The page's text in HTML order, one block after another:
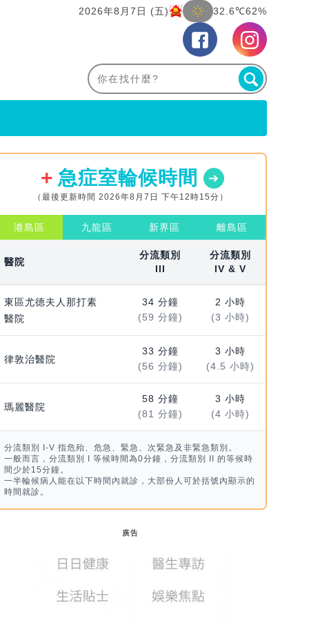
2026年8月7日 (五) 32.6℃62%
急症室輪候時間
（最後更新時間 2026年8月7日 下午12時15分）
港島區 九龍區 新界區 離島區
醫院
分流類別
III
分流類別
IV & V
東區尤德夫人那打素
醫院
34 分鐘
(59 分鐘)
2 小時
(3 小時)
律敦治醫院
33 分鐘
(56 分鐘)
3 小時
(4.5 小時)
瑪麗醫院
58 分鐘
(81 分鐘)
3 小時
(4 小時)
分流類別 I-V 指危殆、危急、緊急、次緊急及非緊急類別。
一般而言，分流類別 I 等候時間為0分鐘，分流類別 II 的等候時
間少於15分鐘。
一半輪候病人能在以下時間內就診，大部份人可於括號內顯示的
時間就診。
廣告